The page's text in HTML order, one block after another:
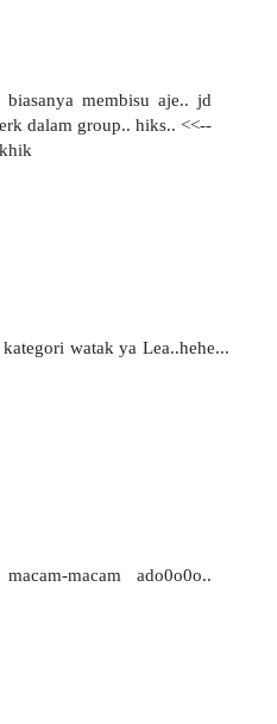
membisu aje.. jd
dalam group.. hiks.. <<--
watak ya Lea..hehe...
macam ado0o0o..